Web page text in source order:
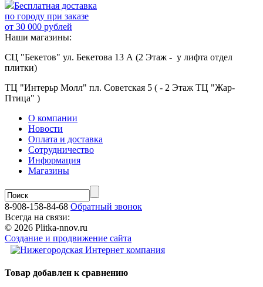
Бесплатная доставка
по городу при заказе
от 30 000 рублей
Наши магазины:
СЦ "Бекетов" ул. Бекетова 13 А (2 Этаж - у лифта отдел
плитки)
ТЦ "Интерьр Молл" пл. Советская 5 ( - 2 Этаж ТЦ "Жар-
Птица" )
О компании
Новости
Оплата и доставка
Сотрудничество
Информация
Магазины
8-908-158-84-68 Обратный звонок
Всегда на связи:
© 2026 Plitka-nnov.ru
Создание и продвижение сайта
Товар добавлен к сравнению